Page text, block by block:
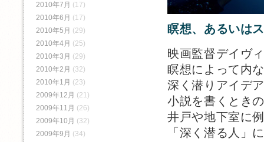
瞑想、あるいは
映画監督デイヴ
瞑想によって内
深く潜りアイデ
小説を書くとき
井戸や地下室に
「深く潜る人」
2010年7月 (17)
2010年6月 (17)
2010年5月 (29)
2010年4月 (25)
2010年3月 (29)
2010年2月 (32)
2010年1月 (23)
2009年12月 (21)
2009年11月 (26)
2009年10月 (32)
2009年9月 (34)